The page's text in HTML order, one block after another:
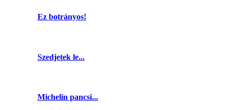
Ez botrányos!
Szedjetek le...
Michelin pancsi...